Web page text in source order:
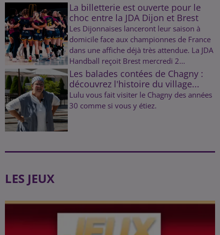
La billetterie est ouverte pour le
choc entre la JDA Dijon et Brest
Les Dijonnaises lanceront leur saison à
domicile face aux championnes de France
dans une affiche déjà très attendue. La JDA
Handball reçoit Brest mercredi 2...
Les balades contées de Chagny :
découvrez l'histoire du village...
Lulu vous fait visiter le Chagny des années
30 comme si vous y étiez.
LES JEUX